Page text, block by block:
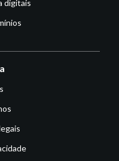
digitais